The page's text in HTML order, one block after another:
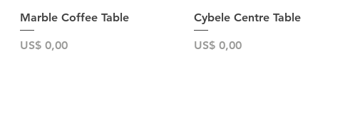
Snel overzicht
Marble Coffee Table
Prijs
US$ 0,00
Snel overzicht
Cybele Centre Table
Prijs
US$ 0,00